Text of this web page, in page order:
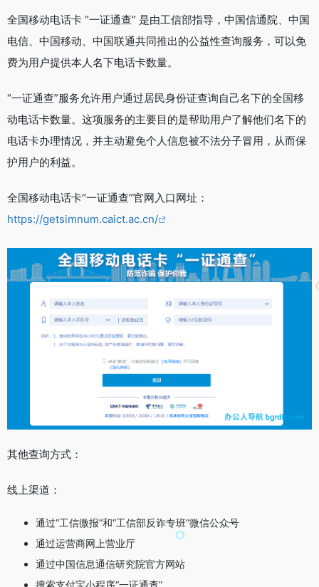
全国移动电话卡 “一证通查” 是由工信部指导，中国信通院、中国
电信、中国移动、中国联通共同推出的公益性查询服务，可以免
费为用户提供本人名下电话卡数量。
“一证通查”服务允许用户通过居民身份证查询自己名下的全国移
动电话卡数量。这项服务的主要目的是帮助用户了解他们名下的
电话卡办理情况，并主动避免个人信息被不法分子冒用，从而保
护用户的利益。
全国移动电话卡“一证通查”官网入口网址：
https://getsimnum.caict.ac.cn/
其他查询方式：
线上渠道：
通过“工信微报”和“工信部反诈专班”微信公众号
通过运营商网上营业厅
通过中国信息通信研究院官方网站
搜索支付宝小程序“一证通查”